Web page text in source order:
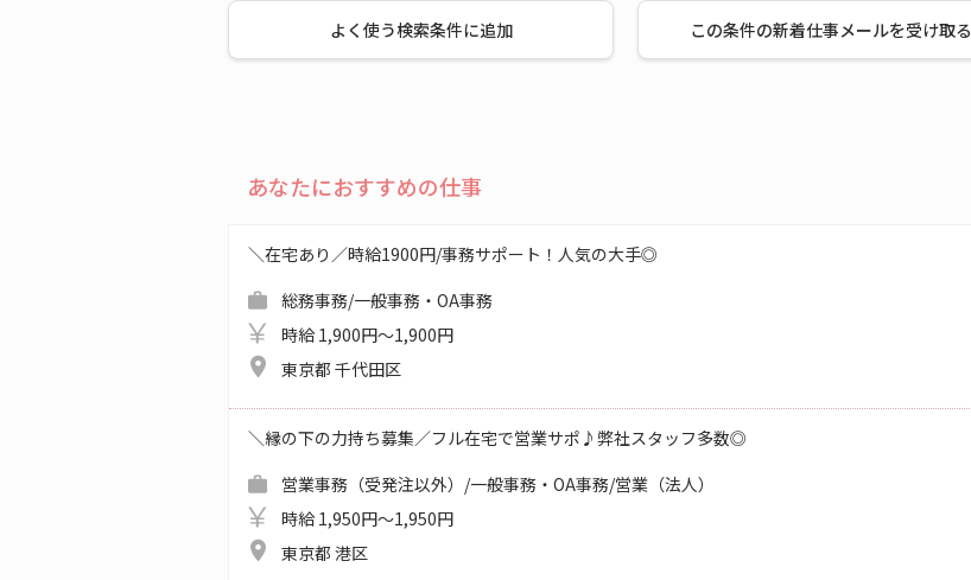
よく使う検索条件に追加 この条件の新着仕事メールを受け取る
あなたにおすすめの仕事
＼在宅あり／時給1900円/事務サポート！人気の大手◎
総務事務/一般事務・OA事務
時給 1,900円～1,900円
東京都 千代田区
＼縁の下の力持ち募集／フル在宅で営業サポ♪弊社スタッフ多数◎
営業事務（受発注以外）/一般事務・OA事務/営業（法人）
時給 1,950円～1,950円
東京都 港区